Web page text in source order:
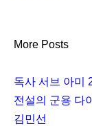
More Posts
독사 서브 아미
전설의 군용 다
김민선